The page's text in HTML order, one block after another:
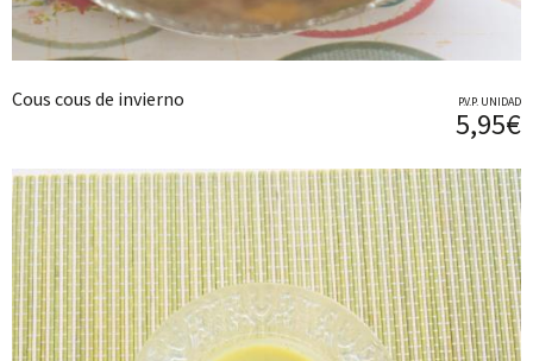
Cous cous de invierno P.V.P. UNIDAD
5,95€